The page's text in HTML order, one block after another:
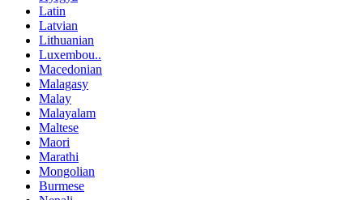
Latin
Latvian
Lithuanian
Luxembou..
Macedonian
Malagasy
Malay
Malayalam
Maltese
Maori
Marathi
Mongolian
Burmese